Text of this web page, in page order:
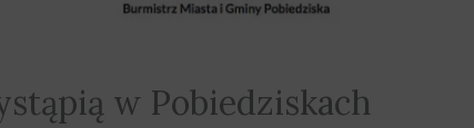
w Pobiedziskach